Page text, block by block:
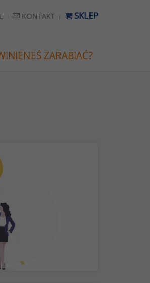
KONTAKT SKLEP
ZARABIAĆ?